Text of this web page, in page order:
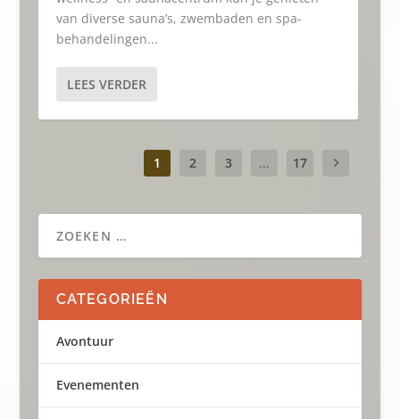
van diverse sauna’s, zwembaden en spa-
behandelingen...
LEES VERDER
1 2 3 ... 17
CATEGORIEËN
Avontuur
Evenementen